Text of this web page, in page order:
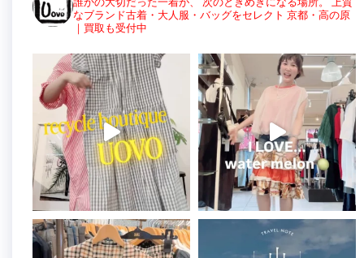
なブランド古着・大人服・バッグをセレクト 京都・高の原
｜買取も受付中